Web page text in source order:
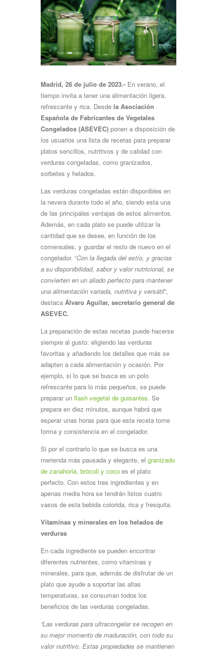
Madrid, 26 de julio de 2023.- En verano, el
tiempo invita a tener una alimentación ligera,
refrescante y rica. Desde la Asociación
Española de Fabricantes de Vegetales
Congelados (ASEVEC) ponen a disposición de
los usuarios una lista de recetas para preparar
platos sencillos, nutritivos y de calidad con
verduras congeladas, como granizados,
sorbetes y helados.
Las verduras congeladas están disponibles en
la nevera durante todo el año, siendo esta una
de las principales ventajas de estos alimentos.
Además, en cada plato se puede utilizar la
cantidad que se desee, en función de los
comensales, y guardar el resto de nuevo en el
congelador. “Con la llegada del estío, y gracias
a su disponibilidad, sabor y valor nutricional, se
convierten en un aliado perfecto para mantener
una alimentación variada, nutritiva y versátil”,
destaca Álvaro Aguilar, secretario general de
ASEVEC.
La preparación de estas recetas puede hacerse
siempre al gusto: eligiendo las verduras
favoritas y añadiendo los detalles que más se
adapten a cada alimentación y ocasión. Por
ejemplo, si lo que se busca es un polo
refrescante para lo más pequeños, se puede
preparar un flash vegetal de guisantes. Se
prepara en diez minutos, aunque habrá que
esperar unas horas para que esta receta tome
forma y consistencia en el congelador.
Si por el contrario lo que se busca es una
merienda más pausada y elegante, el granizado
de zanahoria, brócoli y coco es el plato
perfecto. Con estos tres ingredientes y en
apenas media hora se tendrán listos cuatro
vasos de esta bebida colorida, rica y fresquita.
Vitaminas y minerales en los helados de
verduras
En cada ingrediente se pueden encontrar
diferentes nutrientes, como vitaminas y
minerales, para que, además de disfrutar de un
plato que ayude a soportar las altas
temperaturas, se consuman todos los
beneficios de las verduras congeladas.
“Las verduras para ultracongelar se recogen en
su mejor momento de maduración, con todo su
valor nutritivo. Estas propiedades se mantienen